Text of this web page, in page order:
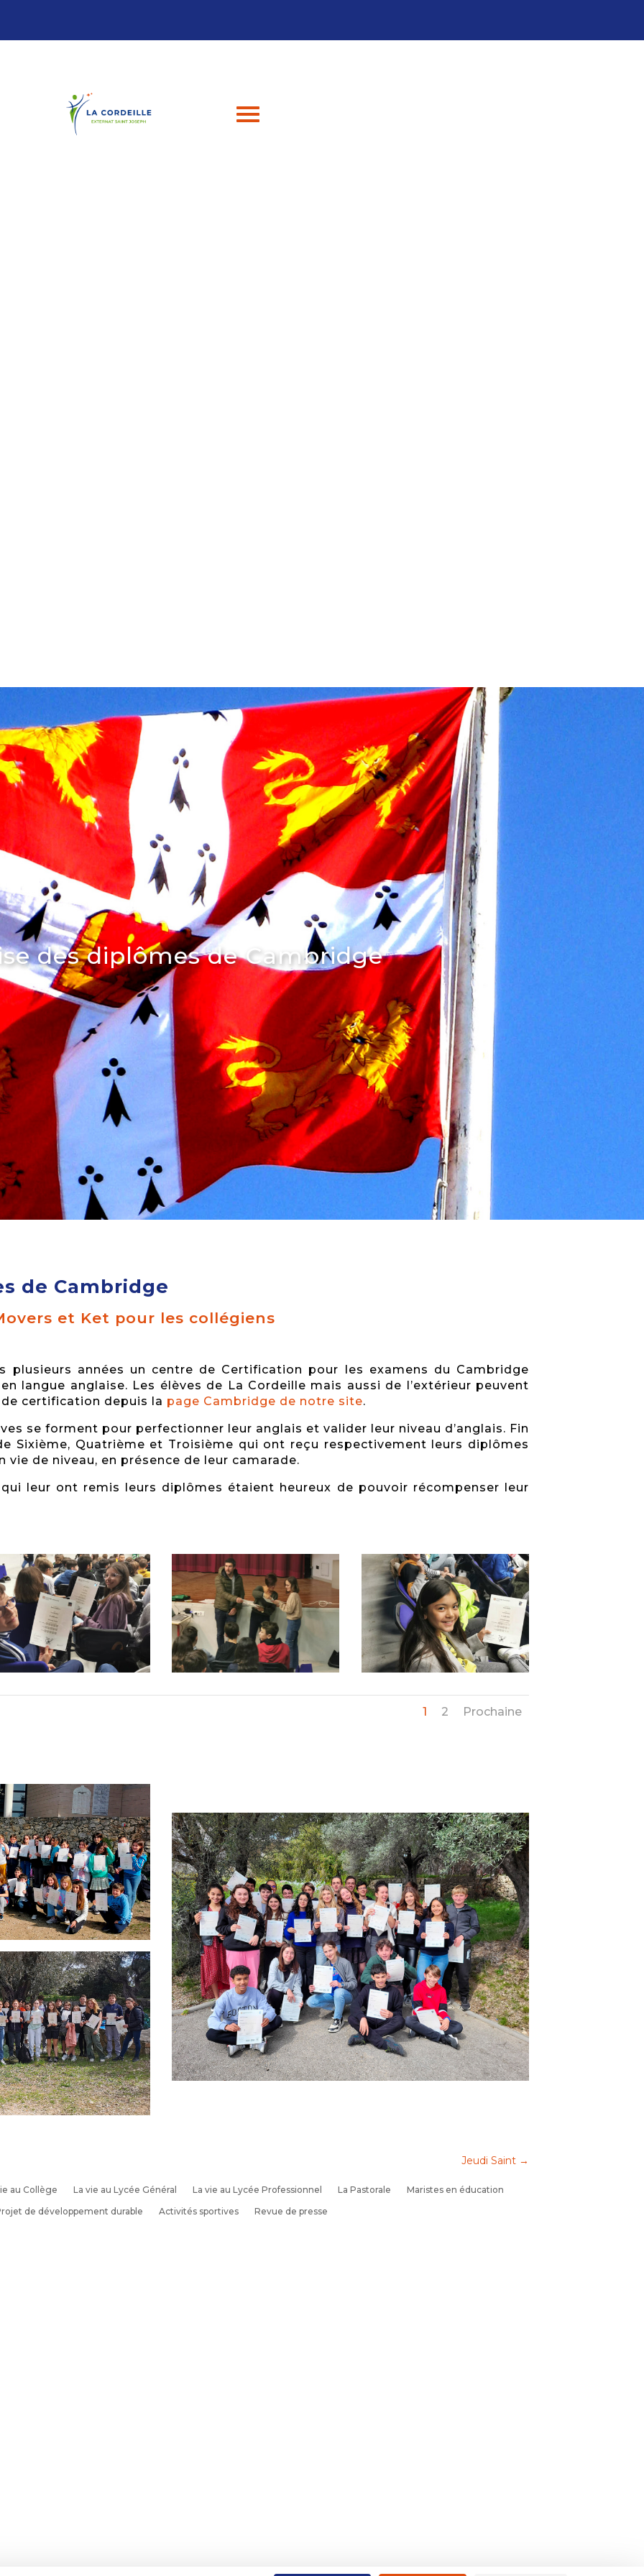
des diplômes de Cambridge
de Cambridge
et Ket pour les collégiens
plusieurs années un centre de Certification pour les examens du Cambridge
langue anglaise. Les élèves de La Cordeille mais aussi de l’extérieur peuvent
certification depuis la page Cambridge de notre site.
se forment pour perfectionner leur anglais et valider leur niveau d’anglais. Fin
Sixième, Quatrième et Troisième qui ont reçu respectivement leurs diplômes
vie de niveau, en présence de leur camarade.
leur ont remis leurs diplômes étaient heureux de pouvoir récompenser leur
1 2 Prochaine
Jeudi Saint →
au Collège La vie au Lycée Général La vie au Lycée Professionnel La Pastorale
Maristes en éducation
de développement durable
Activités sportives Revue de presse